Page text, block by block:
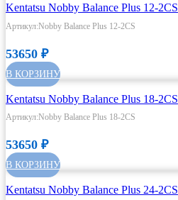
Kentatsu Nobby Balance Plus 12-2CS
Артикул:Nobby Balance Plus 12-2CS
53650 ₽
В КОРЗИНУ
Kentatsu Nobby Balance Plus 18-2CS
Артикул:Nobby Balance Plus 18-2CS
53650 ₽
В КОРЗИНУ
Kentatsu Nobby Balance Plus 24-2CS